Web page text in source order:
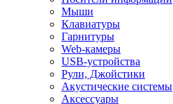
Мыши
Клавиатуры
Гарнитуры
Web-камеры
USB-устройства
Рули, Джойстики
Акустические системы
Аксессуары